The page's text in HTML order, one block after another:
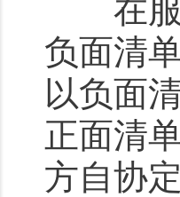
在服
负面清
以负面
正面清
方自协